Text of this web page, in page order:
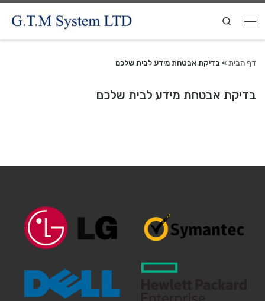
Search
דף הבית » בדיקת אבטחת מידע לבית שלכם
בדיקת אבטחת מידע לבית שלכם